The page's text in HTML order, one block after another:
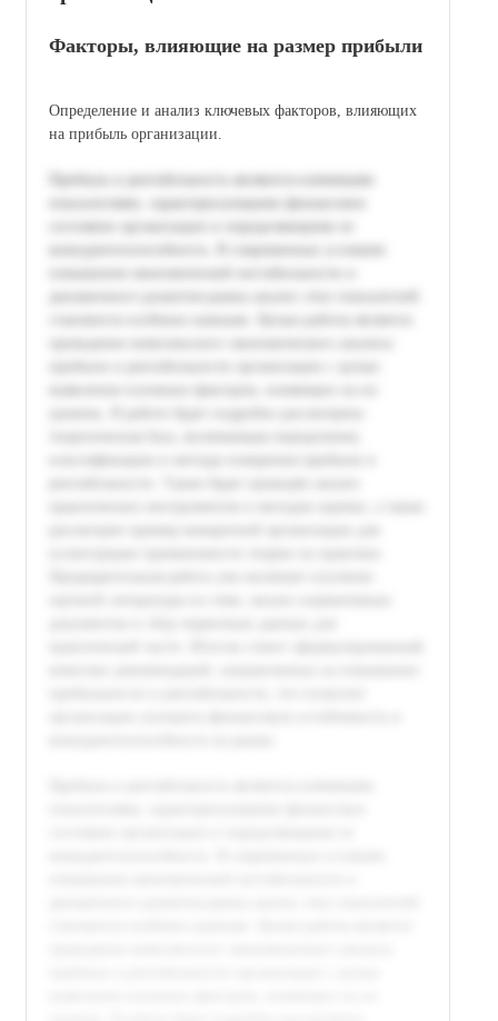
Факторы, влияющие на размер прибыли
Определение и анализ ключевых факторов, влияющих
на прибыль организации.